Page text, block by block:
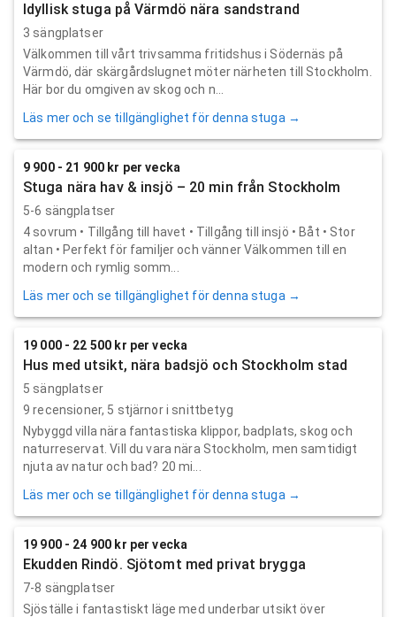
Idyllisk stuga på Värmdö nära sandstrand
3 sängplatser
Välkommen till vårt trivsamma fritidshus i Södernäs på
Värmdö, där skärgårdslugnet möter närheten till Stockholm.
Här bor du omgiven av skog och n...
Läs mer och se tillgänglighet för denna stuga →
9 900 - 21 900 kr per vecka
Stuga nära hav & insjö – 20 min från Stockholm
5-6 sängplatser
4 sovrum • Tillgång till havet • Tillgång till insjö • Båt • Stor
altan • Perfekt för familjer och vänner Välkommen till en
modern och rymlig somm...
Läs mer och se tillgänglighet för denna stuga →
19 000 - 22 500 kr per vecka
Hus med utsikt, nära badsjö och Stockholm stad
5 sängplatser
9 recensioner, 5 stjärnor i snittbetyg
Nybyggd villa nära fantastiska klippor, badplats, skog och
naturreservat. Vill du vara nära Stockholm, men samtidigt
njuta av natur och bad? 20 mi...
Läs mer och se tillgänglighet för denna stuga →
19 900 - 24 900 kr per vecka
Ekudden Rindö. Sjötomt med privat brygga
7-8 sängplatser
Sjöställe i fantastiskt läge med underbar utsikt över